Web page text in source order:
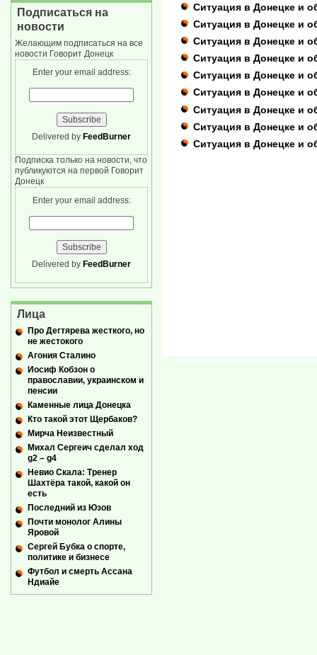
Ситуация в Донецке и
Ситуация в Донецке и
Ситуация в Донецке и
Ситуация в Донецке и
Ситуация в Донецке и
Ситуация в Донецке и
Ситуация в Донецке и
Ситуация в Донецке и
Ситуация в Донецке и
Подписаться на
новости
Желающим подписаться на все
новости Говорит Донецк
Enter your email address:
Delivered by FeedBurner
Подписка только на новости, что
публикуются на первой Говорит
Донецк
Enter your email address:
Delivered by FeedBurner
Лица
Про Дегтярева жесткого, но
не жестокого
Агония Сталино
Иосиф Кобзон о
православии, украинском и
пенсии
Каменные лица Донецка
Кто такой этот Щербаков?
Мирча Неизвестный
Михал Сергеич сделал ход
g2 – g4
Невио Скала: Тренер
Шахтёра такой, какой он
есть
Последний из Юзов
Почти монолог Алины
Яровой
Сергей Бубка о спорте,
политике и бизнесе
Футбол и смерть Ассана
Ндиайе